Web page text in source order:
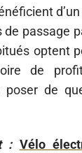
de passage
optent
de
poser de
: Vélo